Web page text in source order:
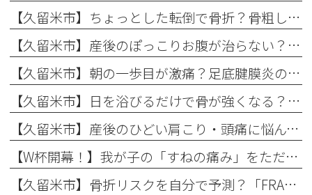
【久留米市】ちょっとした転倒で骨折？骨粗しょう症と転倒予防の関係を理学療法士が解説！
【久留米市】産後のぽっこりお腹が治らない？原因と理学療法士が教える改善リハビリ
【久留米市】朝の一歩目が激痛？足底腱膜炎の原因・予防策と整形外科でのリハビリ治療を解説！
【久留米市】日を浴びるだけで骨が強くなる？骨粗しょう症予防に欠かせない日光浴の重要性とリハビリのコツ
【久留米市】産後のひどい肩こり・頭痛に悩んでいませんか？理学療法士が教える根本原因とリハビリの重要性
【W杯開幕！】我が子の「すねの痛み」をただの成長痛で終わらせない
【久留米市】骨折リスクを自分で予測？「FRAX」の仕組みとまつもと整形外科での活用法